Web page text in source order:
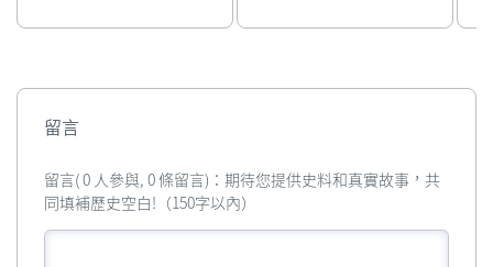
留言
留言( 0 人參與, 0 條留言)：期待您提供史料和真實故事，共
同填補歷史空白!（150字以內）